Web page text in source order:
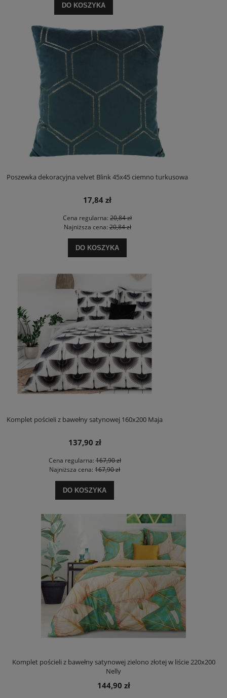
DO KOSZYKA
Poszewka dekoracyjna velvet Blink 45x45 ciemno turkusowa
17,84 zł
Cena regularna: 20,84 zł
Najniższa cena:20,84 zł
DO KOSZYKA
Komplet pościeli z bawełny satynowej 160x200 Maja
137,90 zł
Cena regularna:167,90 zł
Najniższa cena: 167,90 zł
DO KOSZYKA
Komplet pościeli z bawełny satynowej zielono złotej w liście 220x200
Nelly
144,90 zł